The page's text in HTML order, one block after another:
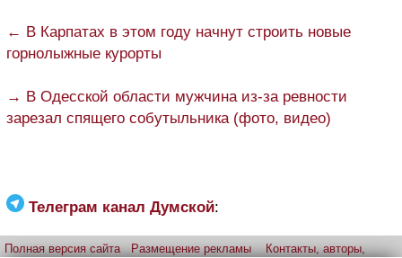
← В Карпатах в этом году начнут строить новые
горнолыжные курорты
→ В Одесской области мужчина из-за ревности
зарезал спящего собутыльника (фото, видео)
Телеграм канал Думской:
Полная версия сайта Размещение рекламы Контакты, авторы,